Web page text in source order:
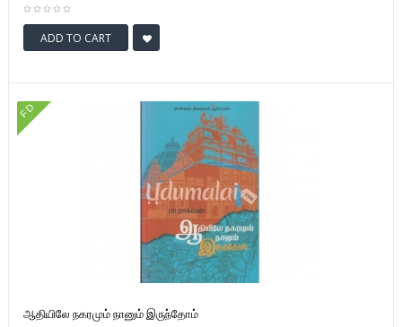
ADD TO CART
FD
ஆதியிலே நகரமும் நானும் இருந்தோம்